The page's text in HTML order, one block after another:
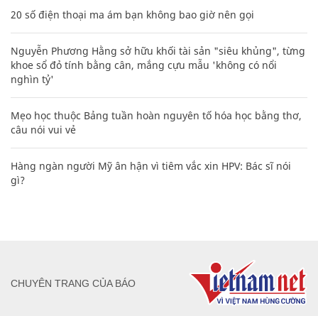
20 số điện thoại ma ám bạn không bao giờ nên gọi
Nguyễn Phương Hằng sở hữu khối tài sản "siêu khủng", từng
khoe sổ đỏ tính bằng cân, mắng cựu mẫu 'không có nổi
nghìn tỷ'
Mẹo học thuộc Bảng tuần hoàn nguyên tố hóa học bằng thơ,
câu nói vui vẻ
Hàng ngàn người Mỹ ân hận vì tiêm vắc xin HPV: Bác sĩ nói
gì?
CHUYÊN TRANG CỦA BÁO